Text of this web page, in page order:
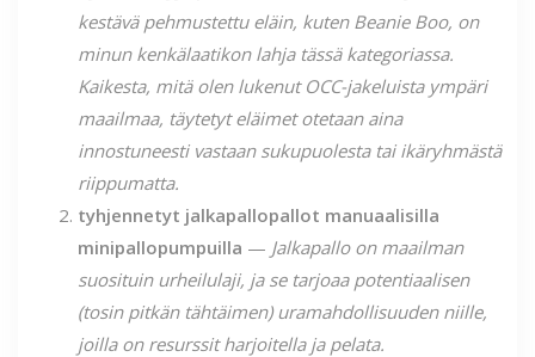
kestävä pehmustettu eläin, kuten Beanie Boo, on
minun kenkälaatikon lahja tässä kategoriassa.
Kaikesta, mitä olen lukenut OCC-jakeluista ympäri
maailmaa, täytetyt eläimet otetaan aina
innostuneesti vastaan ​​sukupuolesta tai ikäryhmästä
riippumatta.
tyhjennetyt jalkapallopallot manuaalisilla
minipallopumpuilla — Jalkapallo on maailman
suosituin urheilulaji, ja se tarjoaa potentiaalisen
(tosin pitkän tähtäimen) uramahdollisuuden niille,
joilla on resurssit harjoitella ja pelata.